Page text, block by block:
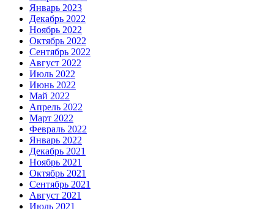
Январь 2023
Декабрь 2022
Ноябрь 2022
Октябрь 2022
Сентябрь 2022
Август 2022
Июль 2022
Июнь 2022
Май 2022
Апрель 2022
Март 2022
Февраль 2022
Январь 2022
Декабрь 2021
Ноябрь 2021
Октябрь 2021
Сентябрь 2021
Август 2021
Июль 2021